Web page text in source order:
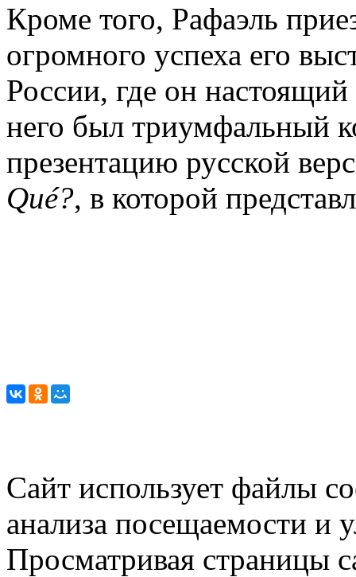
Кроме того, Рафаэль
огромного успеха его
России, где он
него был триумфальный
презентацию русской
Qué?, в которой
Сайт использует файлы
анализа посещаемости и
Просматривая страницы